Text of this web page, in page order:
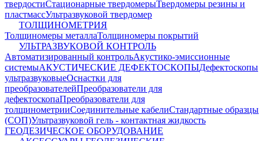
твердостиСтационарные твердомерыТвердомеры резины и
пластмассУльтразвуковой твердомер
ТОЛЩИНОМЕТРИЯ
Толщиномеры металлаТолщиномеры покрытий
УЛЬТРАЗВУКОВОЙ КОНТРОЛЬ
Автоматизированный контрольАкустико-эмиссионные
системыАКУСТИЧЕСКИЕ ДЕФЕКТОСКОПЫДефектоскопы
ультразвуковыеОснастки для
преобразователейПреобразователи для
дефектоскопаПреобразователи для
толщинометрииСоединительные кабелиСтандартные образцы
(СОП)Ультразвуковой гель - контактная жидкость
ГЕОДЕЗИЧЕСКОЕ ОБОРУДОВАНИЕ